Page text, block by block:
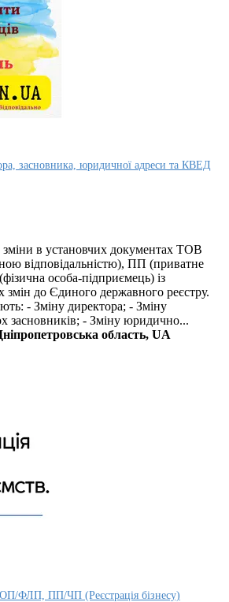
засновника, юридичної адреси та КВЕД
в установчих документах ТОВ
відповідальністю), ПП (приватне
особа-підприємець) із
змін до Єдиного державного реєстру.
- Зміну директора; - Зміну
засновників; - Зміну юридично...
область, UA
ФЛП, ПП/ЧП (Реєстрація бізнесу)